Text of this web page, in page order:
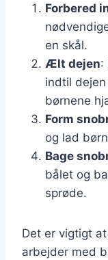
Forbered
en skål.
Ælt dejen:
indtil
børnene
Form
og lad
Bage
bålet og
sprøde.
Det er vigtigt
arbejder med